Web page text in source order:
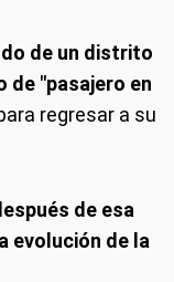
de un distrito
de "pasajero en
regresar a su
de esa
evolución de la